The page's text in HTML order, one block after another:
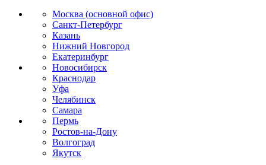
Москва (основной офис)
Санкт-Петербург
Казань
Нижний Новгород
Екатеринбург
Новосибирск
Краснодар
Уфа
Челябинск
Самара
Пермь
Ростов-на-Дону
Волгоград
Якутск